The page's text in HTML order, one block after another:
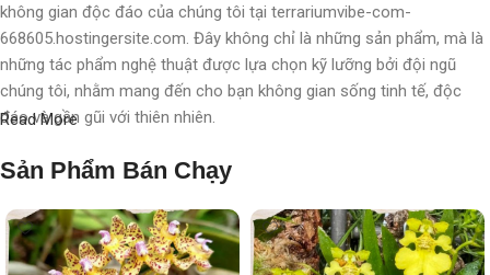
không gian độc đáo của chúng tôi tại terrariumvibe-com-
668605.hostingersite.com. Đây không chỉ là những sản phẩm, mà là
những tác phẩm nghệ thuật được lựa chọn kỹ lưỡng bởi đội ngũ
chúng tôi, nhằm mang đến cho bạn không gian sống tinh tế, độc
đáo và gần gũi với thiên nhiên.
Với chúng tôi, terrarium không chỉ là nghệ thuật, mà còn là một triết
chúng tôi chăm chút, chắp cánh cho từng không gian, từng cá nhân.
Mỗi sản phẩm không chỉ là một vật trang trí, mà còn là một hành
trình khám phá thiên nhiên tinh tế được thể hiện qua từng chi tiết
Read More
Sản Phẩm Bán Chạy